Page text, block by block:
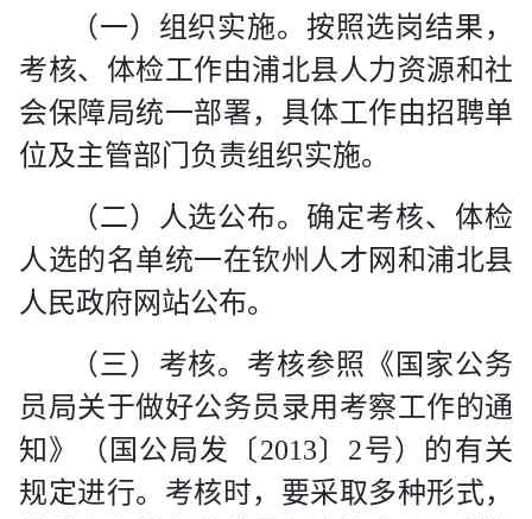
（一）组织实施。按照选岗结果，
考核、体检工作由浦北县人力资源和社
会保障局统一部署， 具体工作由招聘单
位及主管部门负责组织实施。
（二）人选公布。确定考核、体检
人选的名单统一在钦州人才网和浦北县
人民政府网站公布。
（三）考核。考核参照《国家公务
员局关于做好公务员录用考察工作的通
知》（国公局发〔2013〕 2号）的有关
规定进行。考核时，要采取多种形式，